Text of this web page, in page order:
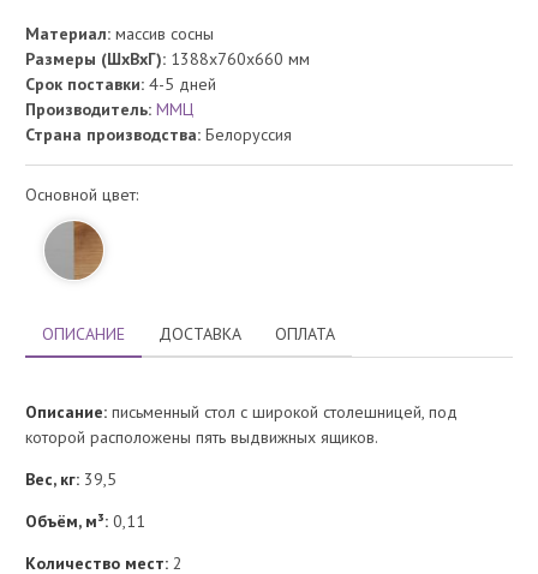
Материал: массив сосны
Размеры (ШхВхГ): 1388x760x660 мм
Срок поставки: 4-5 дней
Производитель: ММЦ
Страна производства: Белоруссия
Основной цвет:
ОПИСАНИЕ ДОСТАВКА ОПЛАТА
Описание: письменный стол с широкой столешницей, под
которой расположены пять выдвижных ящиков.
Вес, кг: 39,5
Объём, м³: 0,11
Количество мест: 2